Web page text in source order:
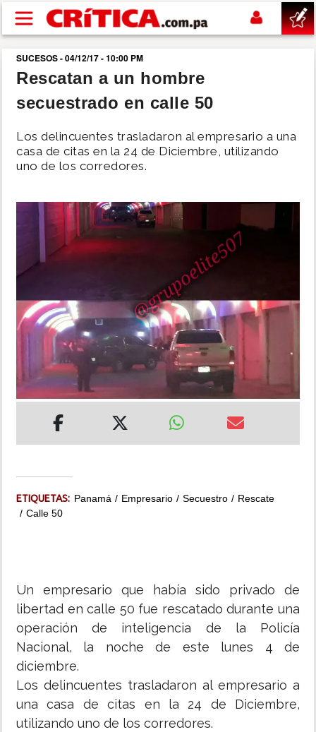
Pasar al contenido principal
buscar
SUCESOS
NACIONAL
DEPORTES
MUNDO
INSÓLITAS
MULTIMEDIA
IMPRESO
SUCESOS - 04/12/17 - 10:00 PM
Rescatan a un hombre
secuestrado en calle 50
Los delincuentes trasladaron al empresario a una
casa de citas en la 24 de Diciembre, utilizando
uno de los corredores.
ETIQUETAS: Panamá Empresario Secuestro
Rescate
Calle 50
Un empresario que había sido privado de
libertad en calle 50 fue rescatado durante una
operación de inteligencia de la Policía
Nacional, la noche de este lunes 4 de
diciembre.
Los delincuentes trasladaron al empresario a
una casa de citas en la 24 de Diciembre,
utilizando uno de los corredores.